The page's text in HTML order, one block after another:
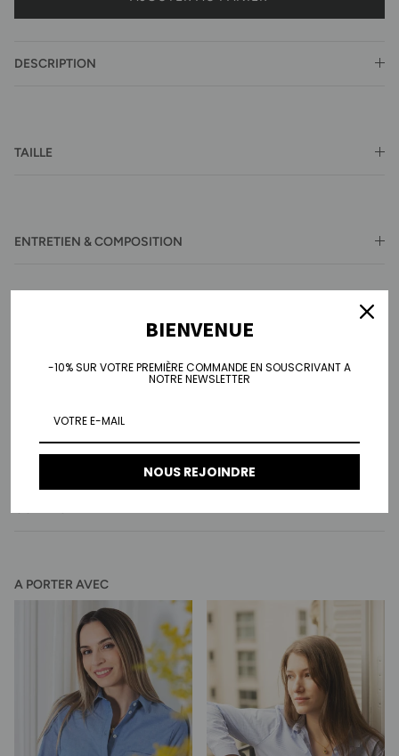
DESCRIPTION
TAILLE
ENTRETIEN & COMPOSITION
LIVRAISON & RETOUR
A PORTER AVEC
BIENVENUE
-10% SUR VOTRE PREMIÈRE COMMANDE EN SOUSCRIVANT A
NOTRE NEWSLETTER
NOUS REJOINDRE